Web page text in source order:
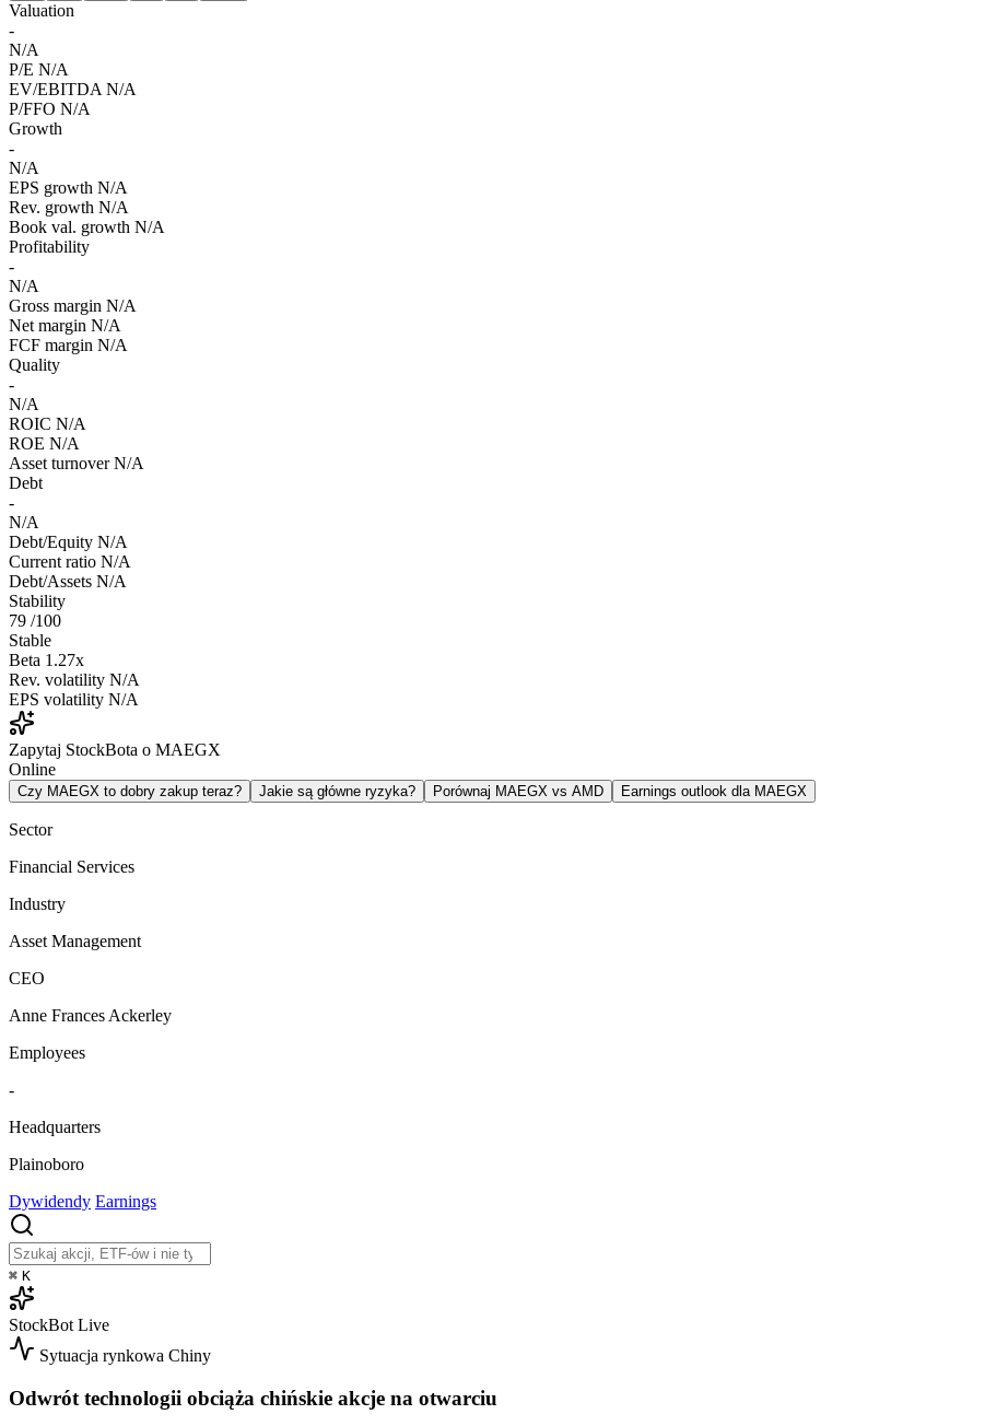
Valuation
-
N/A
P/E N/A
EV/EBITDA N/A
P/FFO N/A
Growth
-
N/A
EPS growth N/A
Rev. growth N/A
Book val. growth N/A
Profitability
-
N/A
Gross margin N/A
Net margin N/A
FCF margin N/A
Quality
-
N/A
ROIC N/A
ROE N/A
Asset turnover N/A
Debt
-
N/A
Debt/Equity N/A
Current ratio N/A
Debt/Assets N/A
Stability
79 /100
Stable
Beta 1.27x
Rev. volatility N/A
EPS volatility N/A
Zapytaj StockBota o MAEGX
Online
Czy MAEGX to dobry zakup teraz? Jakie są główne ryzyka? Porównaj MAEGX vs AMD Earnings outlook dla MAEGX
Sector
Financial Services
Industry
Asset Management
CEO
Anne Frances Ackerley
Employees
-
Headquarters
Plainoboro
Dywidendy Earnings
⌘ K
StockBot Live
Sytuacja rynkowa Chiny
Odwrót technologii obciąża chińskie akcje na otwarciu